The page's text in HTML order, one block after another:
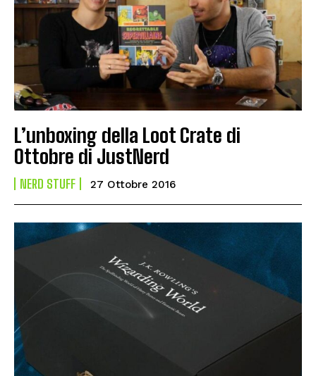
L’unboxing della Loot Crate di
Ottobre di JustNerd
NERD STUFF 27 Ottobre 2016